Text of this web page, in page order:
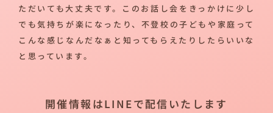
ただいても大丈夫です。このお話し会をきっかけに少し
でも気持ちが楽になったり、不登校の子どもや家庭って
こんな感じなんだなぁと知ってもらえたりしたらいいな
と思っています。
開催情報はLINEで配信いたします